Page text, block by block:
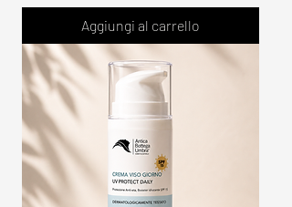
Aggiungi al carrello